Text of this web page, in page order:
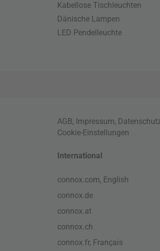
Kabellose Tischleuchten
Dänische Lampen
LED Pendelleuchte
AGB, Impressum,
Cookie-Einstellungen
International
connox.com, English
connox.de
connox.at
connox.ch
connox.fr, Français